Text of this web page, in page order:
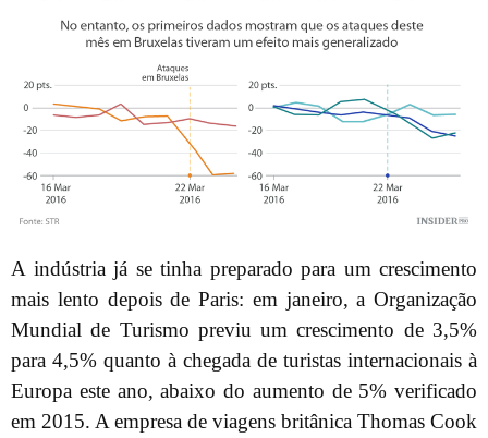
A indústria já se tinha preparado para um crescimento
mais lento depois de Paris: em janeiro, a Organização
Mundial de Turismo previu um crescimento de 3,5%
para 4,5% quanto à chegada de turistas internacionais à
Europa este ano, abaixo do aumento de 5% verificado
em 2015. A empresa de viagens britânica Thomas Cook